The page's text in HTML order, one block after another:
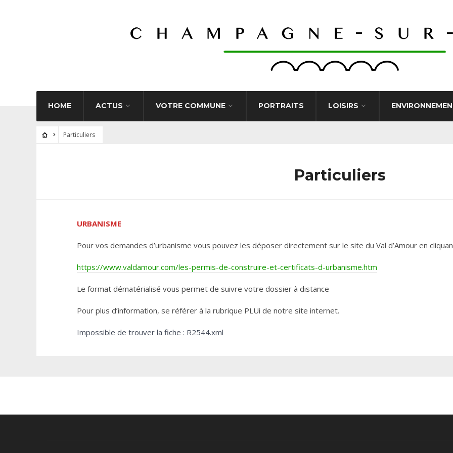
HOME ACTUS VOTRE COMMUNE PORTRAITS LOISIRS
Particuliers
Particuliers
URBANISME
Pour vos demandes d’urbanisme vous pouvez les déposer directement sur le site du Val d’Amour en
https://www.valdamour.com/les-permis-de-construire-et-certificats-d-urbanisme.htm
Le format dématérialisé vous permet de suivre votre dossier à distance
Pour plus d’information, se référer à la rubrique PLUi de notre site internet.
Impossible de trouver la fiche : R2544.xml